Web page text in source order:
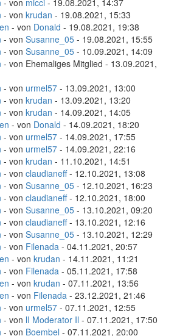
- von micci - 19.08.2021, 14:37
- von krudan - 19.08.2021, 15:33
- von Donald - 19.08.2021, 19:38
- von Susanne_05 - 19.08.2021, 15:55
- von Susanne_05 - 10.09.2021, 14:09
- von Ehemaliges Mitglied - 13.09.2021,
- von urmel57 - 13.09.2021, 13:00
- von krudan - 13.09.2021, 13:20
- von krudan - 14.09.2021, 14:05
- von Donald - 14.09.2021, 18:20
- von urmel57 - 14.09.2021, 17:55
- von urmel57 - 14.09.2021, 22:16
- von krudan - 11.10.2021, 14:51
- von claudianeff- 12.10.2021, 13:08
- von Susanne_05 - 12.10.2021, 16:23
- von claudianeff- 12.10.2021, 18:00
- von Susanne_05 - 13.10.2021, 09:20
- von claudianeff- 13.10.2021, 12:16
- von Susanne_05 - 13.10.2021, 12:29
- von Filenada - 04.11.2021, 20:57
- von krudan - 14.11.2021, 11:21
- von Filenada - 05.11.2021, 17:58
- von krudan - 07.11.2021, 13:56
- von Filenada - 23.12.2021, 21:46
- von urmel57 - 07.11.2021, 12:55
- von lI Moderator Il - 07.11.2021, 17:50
- von Boembel - 07.11.2021, 20:00